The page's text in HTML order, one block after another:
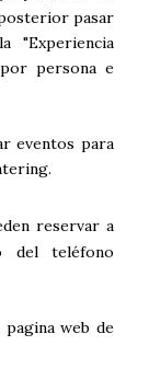
pasar
"Experiencia
persona e
eventos para
reservar a
del teléfono
web de